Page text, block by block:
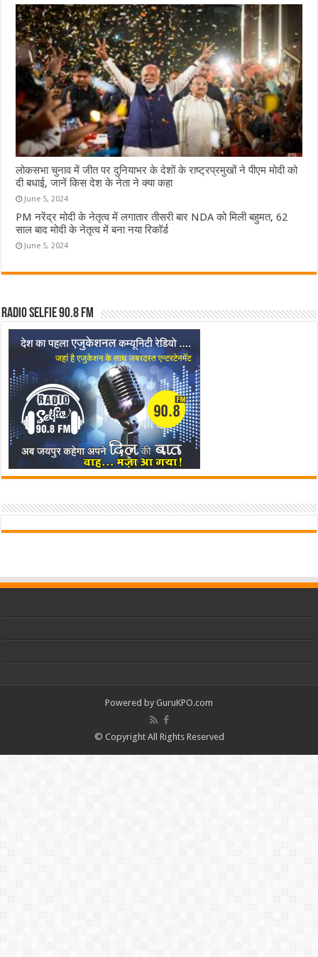
लोकसभा चुनाव में जीत पर दुनियाभर के देशों के राष्ट्रप्रमुखों ने पीएम मोदी को
दी बधाई, जानें किस देश के नेता ने क्या कहा
June 5, 2024
PM नरेंद्र मोदी के नेतृत्व में लगातार तीसरी बार NDA को मिली बहुमत, 62
साल बाद मोदी के नेतृत्व में बना नया रिकॉर्ड
June 5, 2024
Radio Selfie 90.8 FM
Powered by GuruKPO.com
© Copyright All Rights Reserved